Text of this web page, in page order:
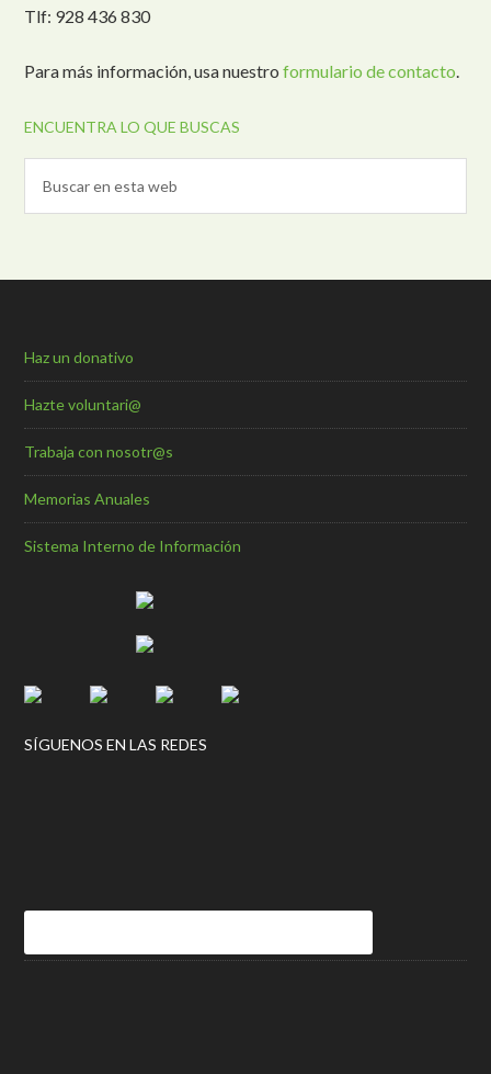
Tlf: 928 436 830
Para más información, usa nuestroformulario de contacto.
ENCUENTRA LO QUE BUSCAS
Haz un donativo
Hazte voluntari@
Trabaja con nosotr@s
Memorias Anuales
Sistema Interno de Información
SÍGUENOS EN LAS REDES